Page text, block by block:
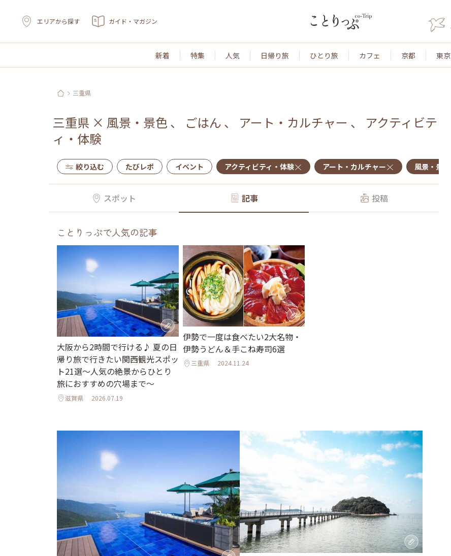
エリアから探す ガイド・マガジン
新着 特集 人気 日帰り旅 ひとり旅 カフェ 京都 東京
三重県
三重県 × 風景・景色 、 ごはん 、 アート・カルチャー 、 アクティビテ
ィ・体験
絞り込む たびレポ イベント アクティビティ・体験 アート・カルチャー 風景・景色
スポット 記事 投稿
ことりっぷで人気の記事
大阪から2時間で行ける♪ 夏の日
帰り旅で行きたい関西観光スポッ
ト21選～人気の絶景からひとり
旅におすすめの穴場まで～
滋賀県 2026.07.19
伊勢で一度は食べたい2大名物・
伊勢うどん＆手こね寿司6選
三重県 2024.11.24